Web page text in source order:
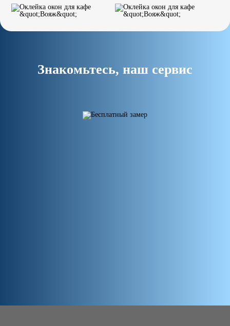
Знакомьтесь, наш сервис